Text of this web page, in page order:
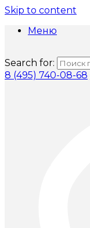
Skip to content
Меню
Search for:
8 (495) 740-08-68